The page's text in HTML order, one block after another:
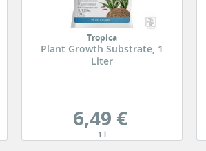
Tropica
Plant Growth Substrate, 1
Liter
6,49 €
1 l